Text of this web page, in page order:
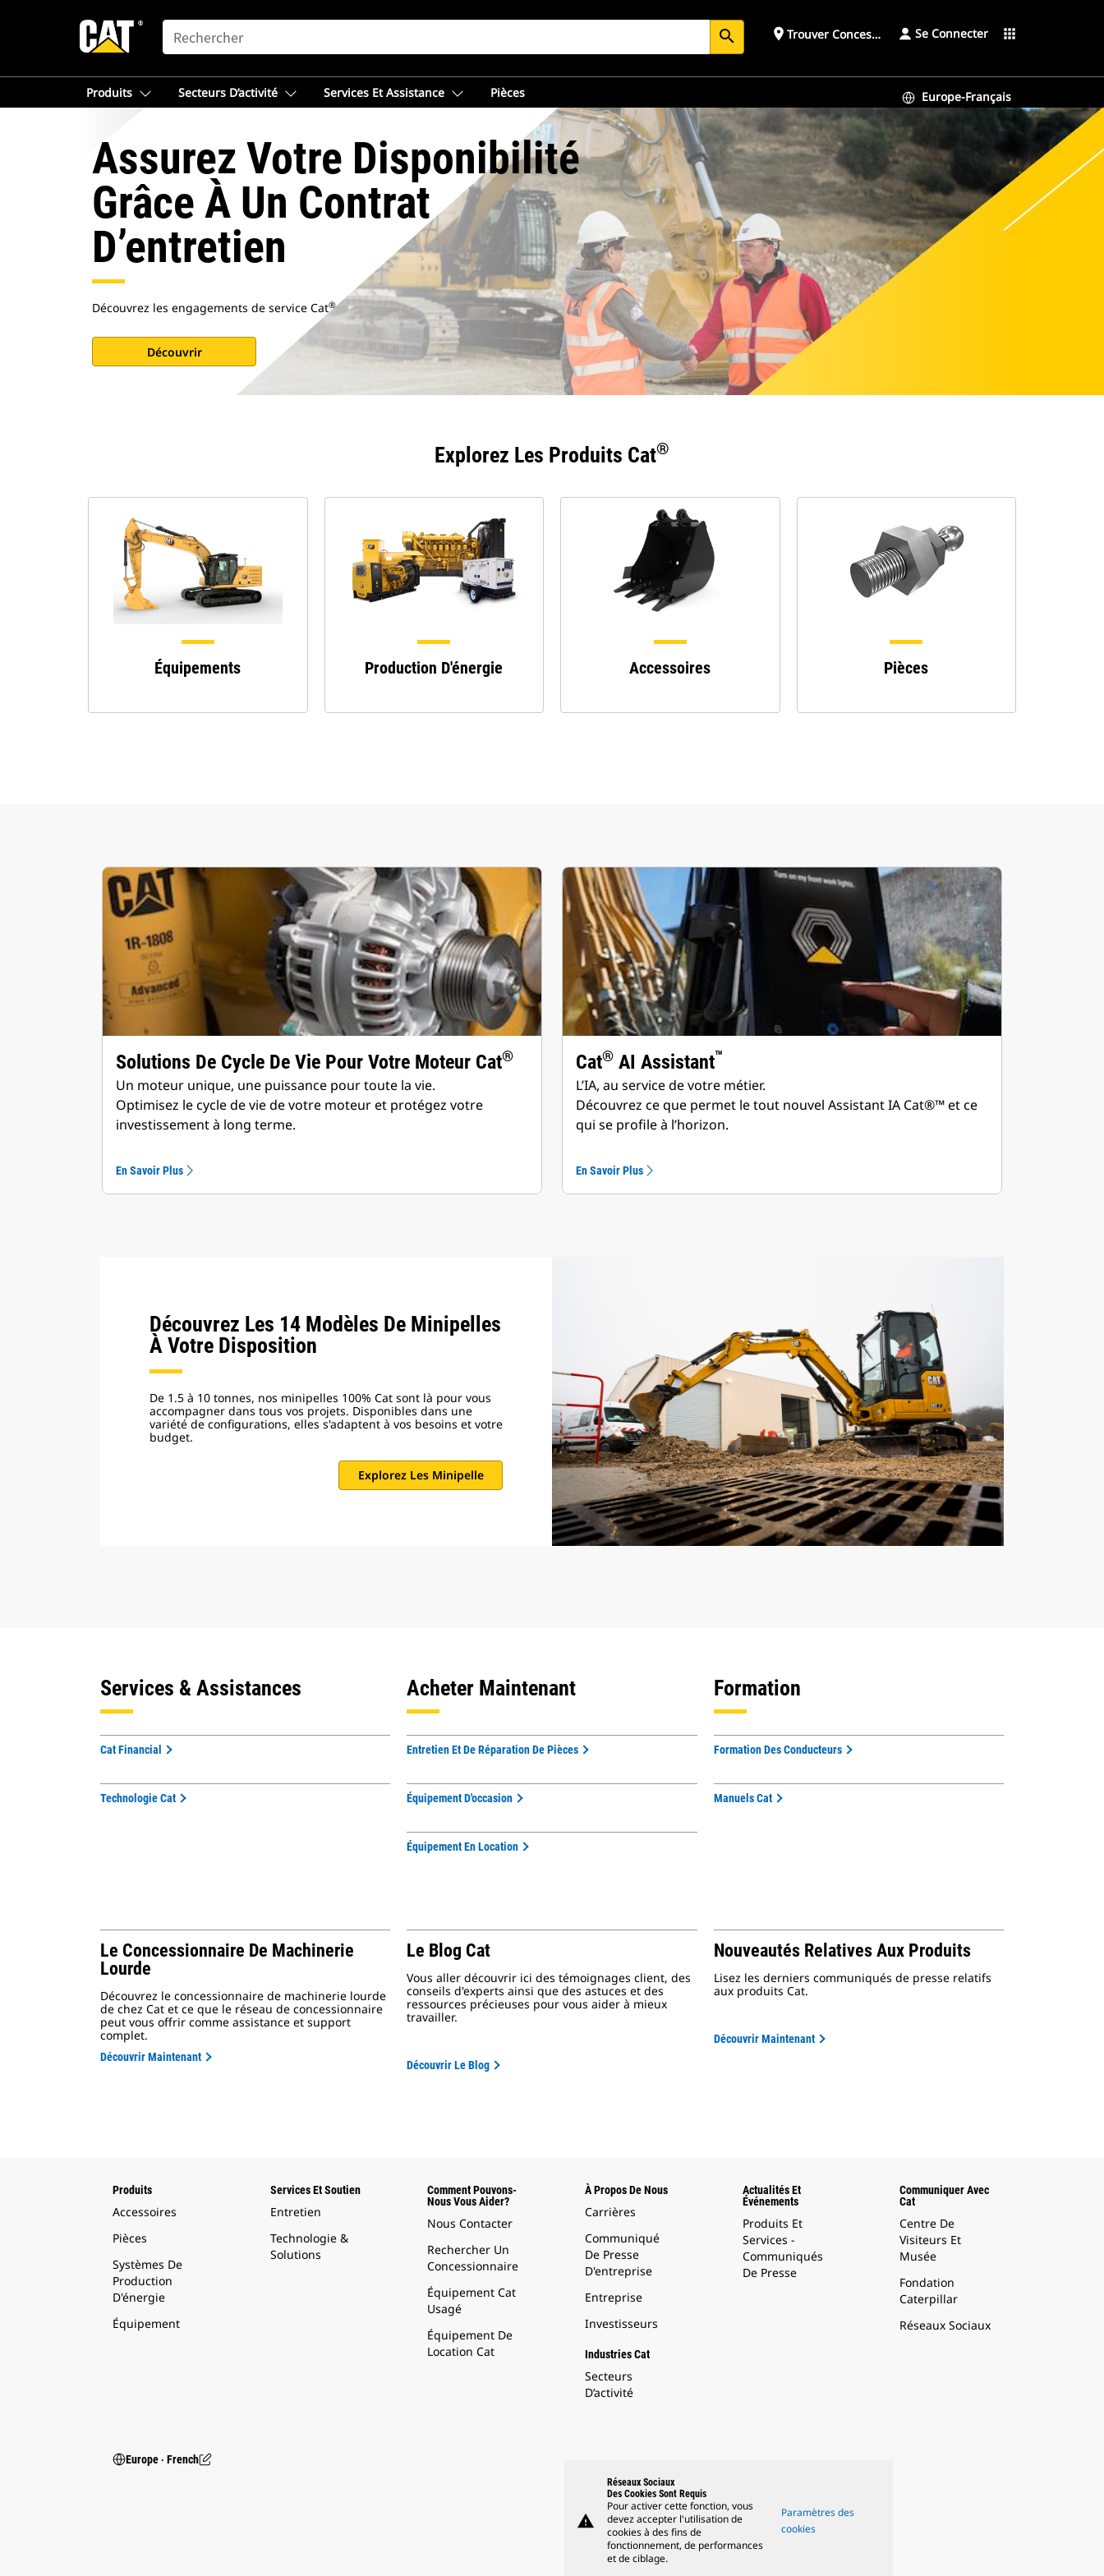
SEARCH search place Trouver ConcessionnaireSe Connecter apps
Produits Secteurs D’activité Services Et Assistance Pièces Europe-Français
Assurez Votre Disponibilité
Grâce À Un Contrat
D’entretien
Découvrez les engagements de service Cat®
Découvrir
Explorez Les Produits Cat®
Équipements Production D'énergie Accessoires Pièces
Solutions De Cycle De Vie Pour Votre Moteur Cat®
Un moteur unique, une puissance pour toute la vie.
Optimisez le cycle de vie de votre moteur et protégez votre
investissement à long terme.
En Savoir Plus
Cat® AI Assistant™
L’IA, au service de votre métier.
Découvrez ce que permet le tout nouvel Assistant IA Cat®™ et ce
qui se profile à l’horizon.
En Savoir Plus
Découvrez Les 14 Modèles De Minipelles
À Votre Disposition
De 1.5 à 10 tonnes, nos minipelles 100% Cat sont là pour vous
accompagner dans tous vos projets. Disponibles dans une
variété de configurations, elles s'adaptent à vos besoins et votre
budget.
Explorez Les Minipelle
Services & Assistances
Cat Financial
Technologie Cat
Acheter Maintenant
Entretien Et De Réparation De Pièces
Équipement D'occasion
Équipement En Location
Formation
Formation Des Conducteurs
Manuels Cat
Le Concessionnaire De Machinerie
Lourde
Découvrez le concessionnaire de machinerie lourde
de chez Cat et ce que le réseau de concessionnaire
peut vous offrir comme assistance et support
complet.
Découvrir Maintenant
Le Blog Cat
Vous aller découvrir ici des témoignages client, des
conseils d'experts ainsi que des astuces et des
ressources précieuses pour vous aider à mieux
travailler.
Découvrir Le Blog
Nouveautés Relatives Aux Produits
Lisez les derniers communiqués de presse relatifs
aux produits Cat.
Découvrir Maintenant
Produits
Accessoires
Pièces
Systèmes De
Production
D'énergie
Équipement
Services Et Soutien
Entretien
Technologie &
Solutions
Comment Pouvons-
Nous Vous Aider?
Nous Contacter
Rechercher Un
Concessionnaire
Équipement Cat
Usagé
Équipement De
Location Cat
À Propos De Nous
Carrières
Communiqué
De Presse
D'entreprise
Entreprise
Investisseurs
Industries Cat
Secteurs
D’activité
Actualités Et
Événements
Produits Et
Services -
Communiqués
De Presse
Communiquer Avec
Cat
Centre De
Visiteurs Et
Musée
Fondation
Caterpillar
Réseaux Sociaux
Europe ‧ French
warning
Réseaux Sociaux
Des Cookies Sont Requis
Pour activer cette fonction, vous
devez accepter l'utilisation de
cookies à des fins de
fonctionnement, de performances
et de ciblage.
Paramètres des
cookies